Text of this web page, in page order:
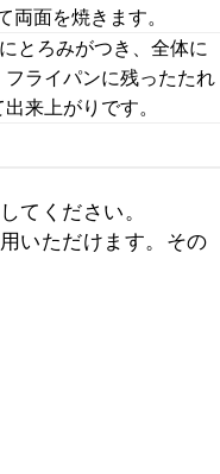
両面を焼きます。
とろみがつき、全体に
ライパンに残ったたれ
来上がりです。
てください。
いただけます。その